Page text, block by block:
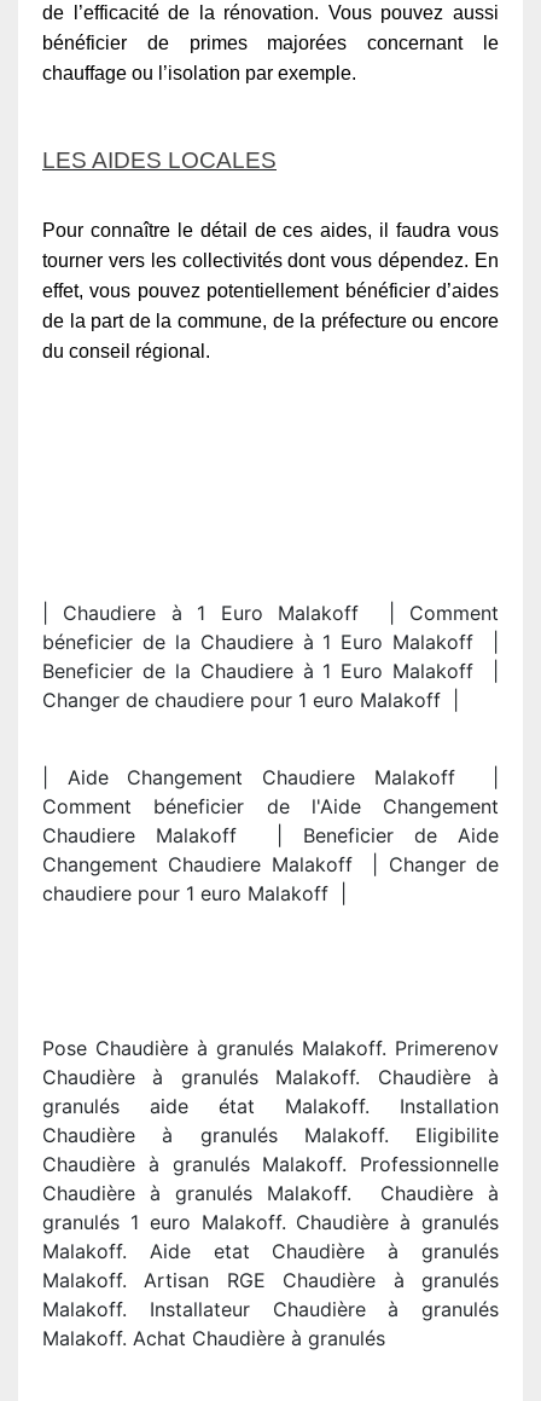
de l’efficacité de la rénovation. Vous pouvez aussi
bénéficier de primes majorées concernant le
chauffage ou l’isolation par exemple.
LES AIDES LOCALES
Pour connaître le détail de ces aides, il faudra vous
tourner vers les collectivités dont vous dépendez. En
effet, vous pouvez potentiellement bénéficier d’aides
de la part de la commune, de la préfecture ou encore
du conseil régional.
| Chaudiere à 1 Euro Malakoff | Comment
béneficier de la Chaudiere à 1 Euro Malakoff |
Beneficier de la Chaudiere à 1 Euro Malakoff |
Changer de chaudiere pour 1 euro Malakoff |
| Aide Changement Chaudiere Malakoff |
Comment béneficier de l'Aide Changement
Chaudiere Malakoff | Beneficier de Aide
Changement Chaudiere Malakoff | Changer de
chaudiere pour 1 euro Malakoff |
Pose Chaudière à granulés Malakoff. Primerenov
Chaudière à granulés Malakoff. Chaudière à
granulés aide état Malakoff. Installation
Chaudière à granulés Malakoff. Eligibilite
Chaudière à granulés Malakoff. Professionnelle
Chaudière à granulés Malakoff. Chaudière à
granulés 1 euro Malakoff. Chaudière à granulés
Malakoff. Aide etat Chaudière à granulés
Malakoff. Artisan RGE Chaudière à granulés
Malakoff. Installateur Chaudière à granulés
Malakoff. Achat Chaudière à granulés